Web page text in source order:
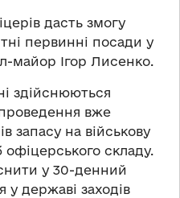
дасть змогу
первинні посади у
майор Ігор Лисенко.
здійснюються
вже
запасу на військову
складу.
у 30-денний
у державі заходів